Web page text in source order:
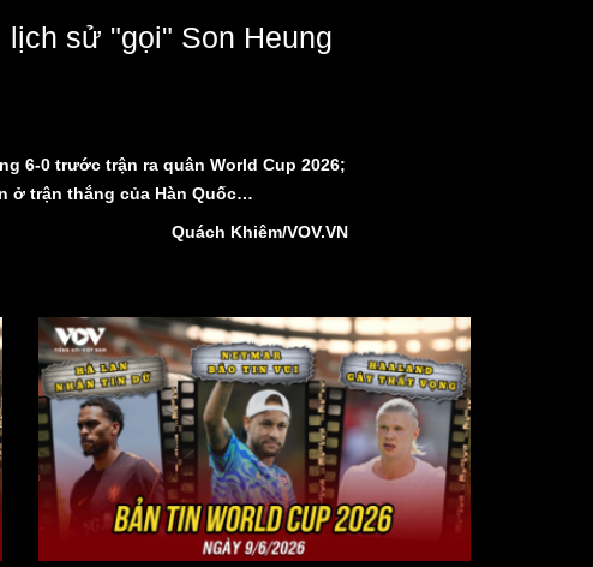
Doanh nhân
Vì cộng đồng
Trải nghiệm
check-in
Cửa sổ tình yêu
Kể chuyện cho bé
Hạt giống tâm hồn
lịch sử "gọi" Son Heung
6-0 trước trận ra quân World Cup 2026;
ở trận thắng của Hàn Quốc…
Quách Khiêm/VOV.VN